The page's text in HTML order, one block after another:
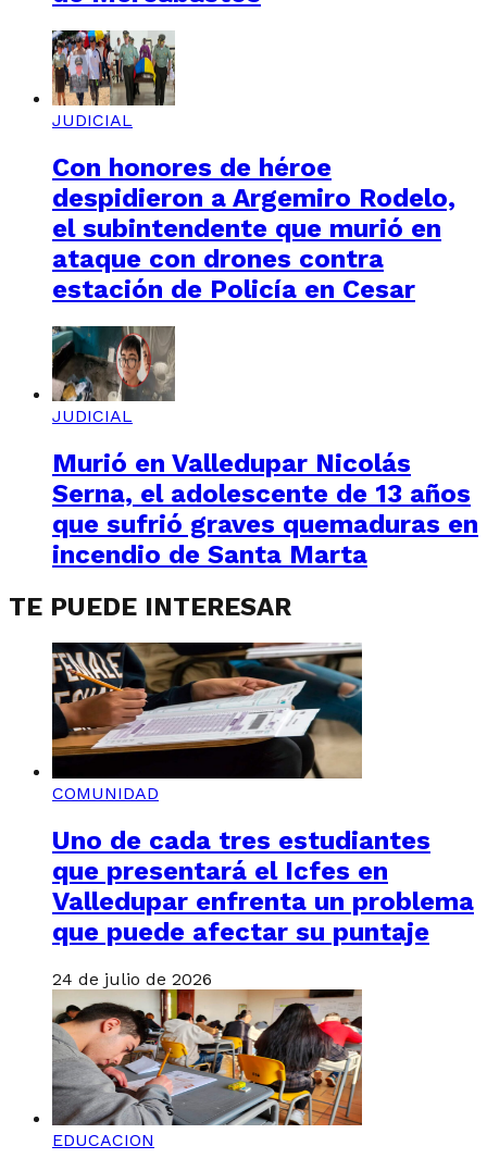
JUDICIAL
Con honores de héroe
despidieron a Argemiro Rodelo,
el subintendente que murió en
ataque con drones contra
estación de Policía en Cesar
JUDICIAL
Murió en Valledupar Nicolás
Serna, el adolescente de 13 años
que sufrió graves quemaduras en
incendio de Santa Marta
TE PUEDE INTERESAR
COMUNIDAD
Uno de cada tres estudiantes
que presentará el Icfes en
Valledupar enfrenta un problema
que puede afectar su puntaje
24 de julio de 2026
EDUCACION